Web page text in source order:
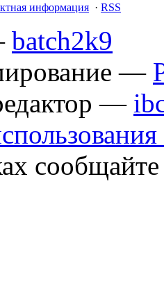
информация · RSS
batch2k9
—
—